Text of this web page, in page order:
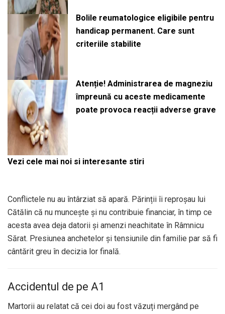
Bolile reumatologice eligibile pentru
handicap permanent. Care sunt
criteriile stabilite
Atenție! Administrarea de magneziu
împreună cu aceste medicamente
poate provoca reacții adverse grave
Vezi cele mai noi si interesante stiri
Conflictele nu au întârziat să apară. Părinții îi reproșau lui
Cătălin că nu muncește și nu contribuie financiar, în timp ce
acesta avea deja datorii și amenzi neachitate în Râmnicu
Sărat. Presiunea anchetelor și tensiunile din familie par să fi
cântărit greu în decizia lor finală.
Accidentul de pe A1
Martorii au relatat că cei doi au fost văzuți mergând pe